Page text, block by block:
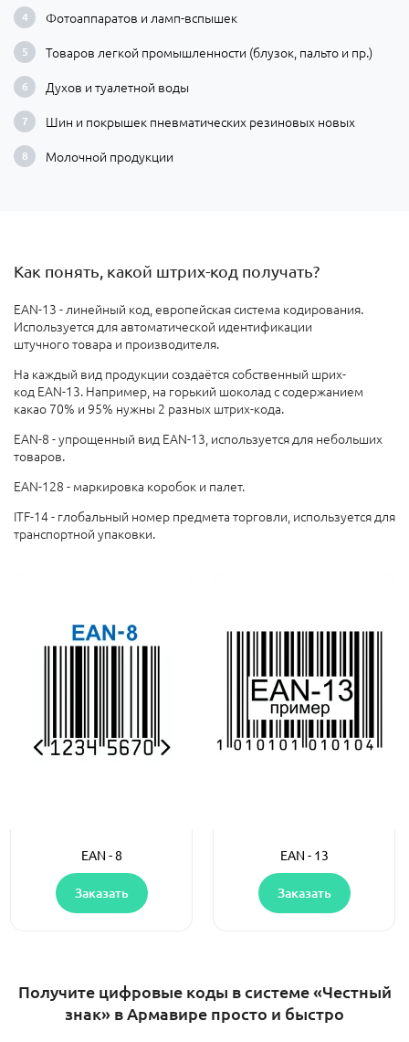
Фотоаппаратов и ламп-вспышек
Товаров легкой промышленности (блузок, пальто и пр.)
Духов и туалетной воды
Шин и покрышек пневматических резиновых новых
Молочной продукции
Как понять, какой штрих-код получать?
EAN-13 - линейный код, европейская система кодирования.
Используется для автоматической идентификации
штучного товара и производителя.
На каждый вид продукции создаётся собственный шрих-
код EAN-13. Например, на горький шоколад с содержанием
какао 70% и 95% нужны 2 разных штрих-кода.
EAN-8 - упрощенный вид EAN-13, используется для небольших
товаров.
EAN-128 - маркировка коробок и палет.
ITF-14 - глобальный номер предмета торговли, используется для
транспортной упаковки.
EAN - 8
Заказать
EAN - 13
Заказать
Получите цифровые коды в системе «Честный
знак» в Армавире просто и быстро